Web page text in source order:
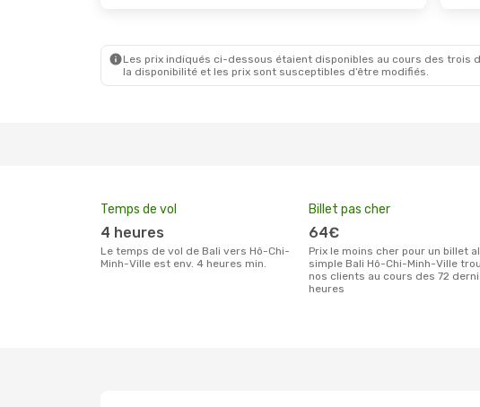
SGN
Les prix indiqués ci-dessous étaient disponibles au cours des trois
la disponibilité et les prix sont susceptibles d’être modifiés.
Temps de vol
4 heures
Le temps de vol de Bali vers Hô-Chi-
Minh-Ville est env. 4 heures min.
Billet pas cher
64€
Prix le moins cher pour un billet aller
simple Bali Hô-Chi-Minh-Ville
nos clients au cours des 72
heures